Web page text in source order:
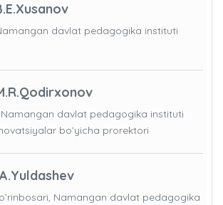
davlat pedagogika instituti
Namangan davlat pedagogika instituti
bo’yicha prorektori
Namangan davlat pedagogika